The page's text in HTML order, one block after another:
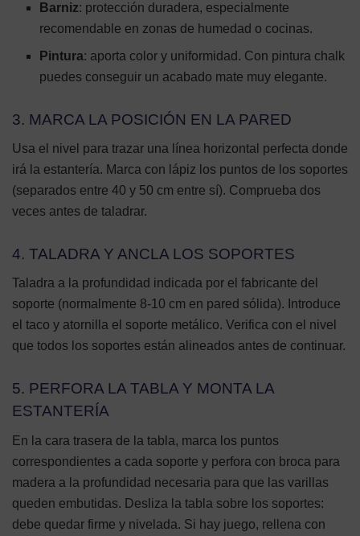
Barniz: protección duradera, especialmente
recomendable en zonas de humedad o cocinas.
Pintura: aporta color y uniformidad. Con pintura chalk
puedes conseguir un acabado mate muy elegante.
3. MARCA LA POSICIÓN EN LA PARED
Usa el nivel para trazar una línea horizontal perfecta donde
irá la estantería. Marca con lápiz los puntos de los soportes
(separados entre 40 y 50 cm entre sí). Comprueba dos
veces antes de taladrar.
4. TALADRA Y ANCLA LOS SOPORTES
Taladra a la profundidad indicada por el fabricante del
soporte (normalmente 8-10 cm en pared sólida). Introduce
el taco y atornilla el soporte metálico. Verifica con el nivel
que todos los soportes están alineados antes de continuar.
5. PERFORA LA TABLA Y MONTA LA
ESTANTERÍA
En la cara trasera de la tabla, marca los puntos
correspondientes a cada soporte y perfora con broca para
madera a la profundidad necesaria para que las varillas
queden embutidas. Desliza la tabla sobre los soportes:
debe quedar firme y nivelada. Si hay juego, rellena con